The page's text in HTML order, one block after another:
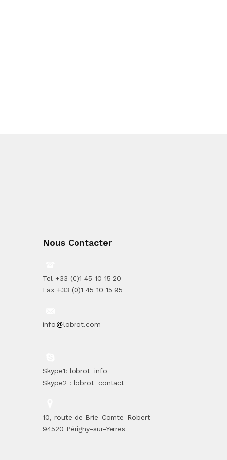
Nous Contacter
Tel +33 (0)1 45 10 15 20
Fax +33 (0)1 45 10 15 95
info lobrot.com
Skype1: lobrot_info
Skype2 : lobrot_contact
10, route de Brie-Comte-Robert
94520 Périgny-sur-Yerres